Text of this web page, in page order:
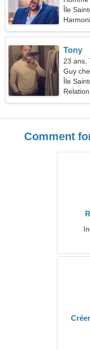
Île
Tony
23 ans,
Guy
Île
Comment